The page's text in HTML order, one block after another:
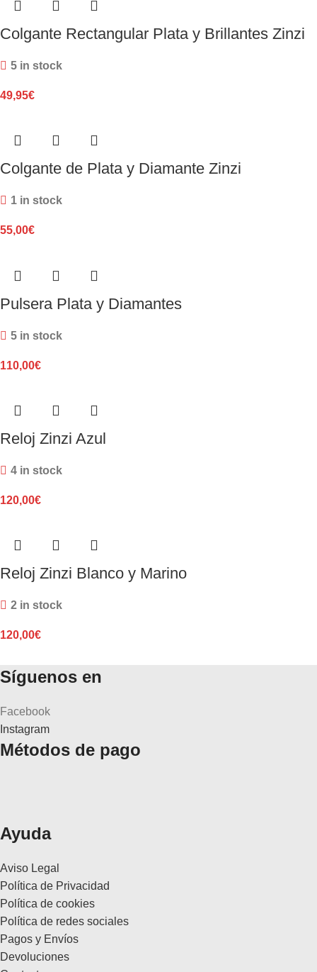
Colgante Rectangular Plata y Brillantes Zinzi
5 in stock
49,95€
Colgante de Plata y Diamante Zinzi
1 in stock
55,00€
Pulsera Plata y Diamantes
5 in stock
110,00€
Reloj Zinzi Azul
4 in stock
120,00€
Reloj Zinzi Blanco y Marino
2 in stock
120,00€
Síguenos en
Facebook
Instagram
Métodos de pago
Ayuda
Aviso Legal
Política de Privacidad
Política de cookies
Política de redes sociales
Pagos y Envíos
Devoluciones